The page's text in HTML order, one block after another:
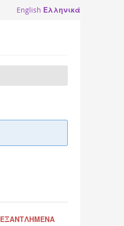
English Ελληνικά
ΕΞΑΝΤΛΗΜΕΝΑ